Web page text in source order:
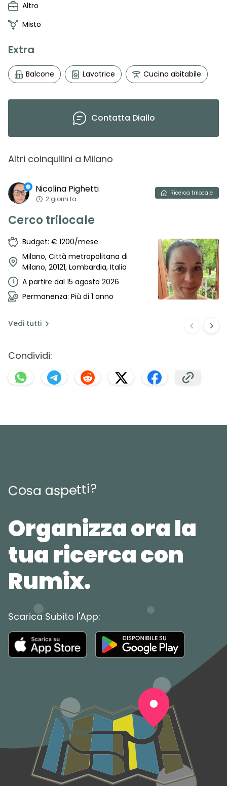
Altro
Misto
Extra
Balcone Lavatrice Cucina abitabile
Contatta Diallo
Altri coinquilini a Milano
Nicolina Pighetti
2 giorni fa
Ricerca trilocale
Cerco trilocale
Budget: € 1200/mese
Milano, Città metropolitana di
Milano, 20121, Lombardia, Italia
A partire dal 15 agosto 2026
Permanenza: Più di 1 anno
Vedi tutti
Condividi:
Cosa aspetti?
Organizza ora la
tua ricerca con
Rumix.
Scarica Subito l'App: